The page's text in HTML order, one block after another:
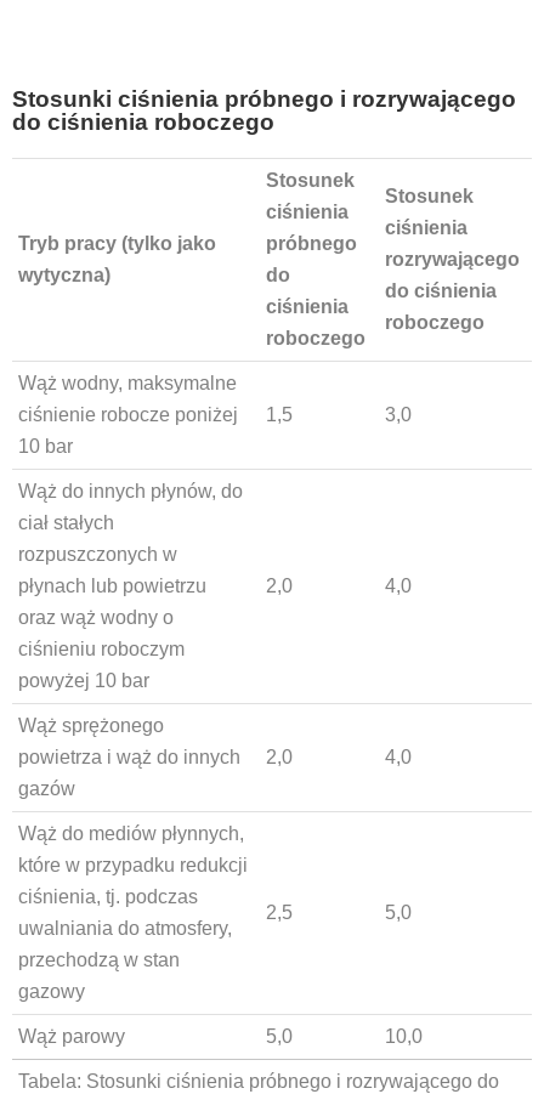
Stosunki ciśnienia próbnego i rozrywającego
do ciśnienia roboczego
Tryb pracy (tylko jako
wytyczna)
Stosunek
ciśnienia
próbnego
do
ciśnienia
roboczego
Stosunek
ciśnienia
rozrywającego
do ciśnienia
roboczego
Wąż wodny, maksymalne
ciśnienie robocze poniżej
10 bar
1,5 3,0
Wąż do innych płynów, do
ciał stałych
rozpuszczonych w
płynach lub powietrzu
oraz wąż wodny o
ciśnieniu roboczym
powyżej 10 bar
2,0 4,0
Wąż sprężonego
powietrza i wąż do innych
gazów
2,0 4,0
Wąż do mediów płynnych,
które w przypadku redukcji
ciśnienia, tj. podczas
uwalniania do atmosfery,
przechodzą w stan
gazowy
2,5 5,0
Wąż parowy 5,0 10,0
Tabela: Stosunki ciśnienia próbnego i rozrywającego do